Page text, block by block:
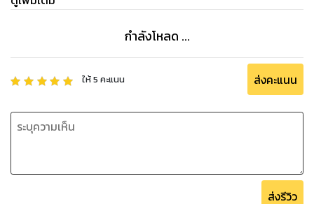
making certain the inside is properly prepared without
overcooking the outside, and maintain moisture.
กำลังโหลด ...
ให้5 คะแนน ส่งคะแนน
ส่งรีวิว